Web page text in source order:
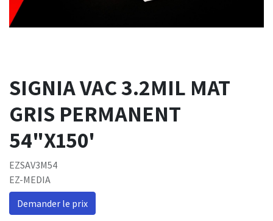
SIGNIA VAC 3.2MIL MAT
GRIS PERMANENT
54"X150'
EZSAV3M54
EZ-MEDIA
Demander le prix